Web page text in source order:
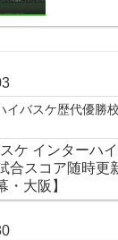
イバスケ歴代優勝
ケ インターハ
合スコア随時更
・大阪】